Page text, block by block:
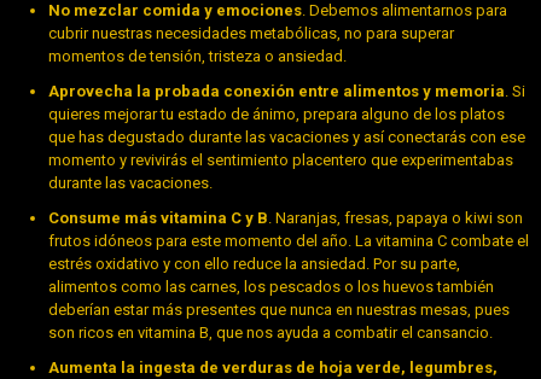
No mezclar comida y emociones. Debemos alimentarnos para
cubrir nuestras necesidades metabólicas, no para superar
momentos de tensión, tristeza o ansiedad.
Aprovecha la probada conexión entre alimentos y memoria. Si
quieres mejorar tu estado de ánimo, prepara alguno de los platos
que has degustado durante las vacaciones y así conectarás con ese
momento y revivirás el sentimiento placentero que experimentabas
durante las vacaciones.
Consume más vitamina C y B. Naranjas, fresas, papaya o kiwi son
frutos idóneos para este momento del año. La vitamina C combate el
estrés oxidativo y con ello reduce la ansiedad. Por su parte,
alimentos como las carnes, los pescados o los huevos también
deberían estar más presentes que nunca en nuestras mesas, pues
son ricos en vitamina B, que nos ayuda a combatir el cansancio.
Aumenta la ingesta de verduras de hoja verde, legumbres,